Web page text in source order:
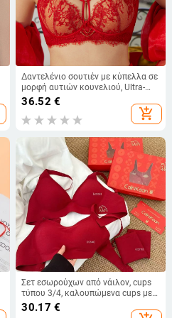
Δαντελένιο σουτιέν με κύπελλα σε
μορφή αυτιών κουνελιού, Ultra-
Thin Καλούπες, Μαλακό Ατσάλινο
Δαχτυλίδι, Modal Υλικό (85%) με
Επένδυση Νάιλον
36.52 €
add_shopping_cart
Σετ εσωρούχων από νάιλον, cups
τύπου 3/4, καλουπώμενα cups με
σφουγγάρι, σταθερές διπλές
ιμάντες, πίσω κούμπωμα με τρεις
30.17 €